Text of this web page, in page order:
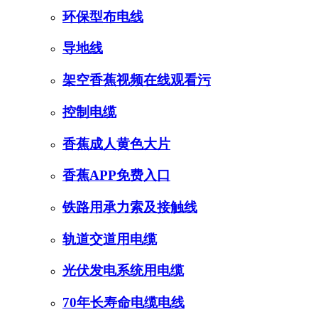
环保型布电线
导地线
架空香蕉视频在线观看污
控制电缆
香蕉成人黄色大片
香蕉APP免费入口
铁路用承力索及接触线
轨道交道用电缆
光伏发电系统用电缆
70年长寿命电缆电线